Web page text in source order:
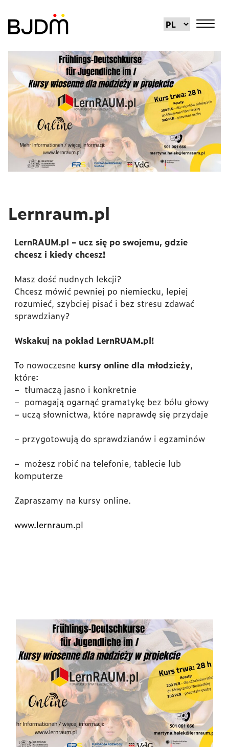
Lernraum.pl
LernRAUM.pl – ucz się po swojemu, gdzie
chcesz i kiedy chcesz!
Masz dość nudnych lekcji?
Chcesz mówić pewniej po niemiecku, lepiej
rozumieć, szybciej pisać i bez stresu zdawać
sprawdziany?
Wskakuj na pokład LernRUAM.pl!
To nowoczesne kursy online dla młodzieży,
które:
– tłumaczą jasno i konkretnie
– pomagają ogarnąć gramatykę bez bólu głowy
– uczą słownictwa, które naprawdę się przydaje
– przygotowują do sprawdzianów i egzaminów
– możesz robić na telefonie, tablecie lub
komputerze
Zapraszamy na kursy online.
www.lernraum.pl